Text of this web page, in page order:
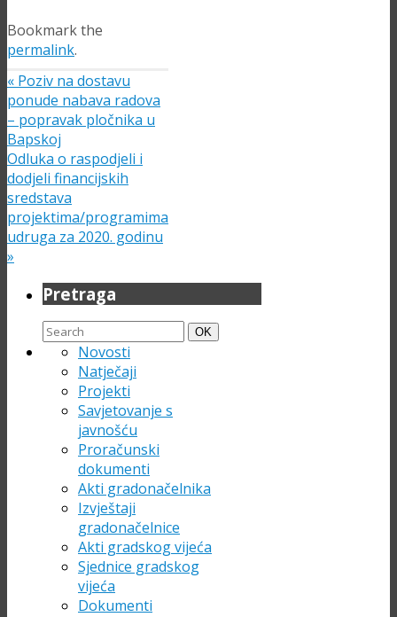
Bookmark the
permalink.
« Poziv na dostavu
ponude nabava radova
– popravak pločnika u
Bapskoj
Odluka o raspodjeli i
dodjeli financijskih
sredstava
projektima/programima
udruga za 2020. godinu
»
Pretraga
Search
for:
Search
OK
Novosti
Natječaji
Projekti
Savjetovanje s
javnošću
Proračunski
dokumenti
Akti gradonačelnika
Izvještaji
gradonačelnice
Akti gradskog vijeća
Sjednice gradskog
vijeća
Dokumenti